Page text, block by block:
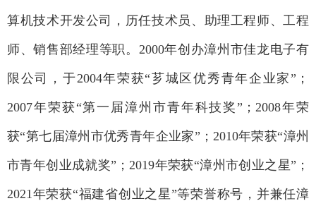
算机技术开发公司，历任技术员、助理工程师、工程
师、销售部经理等职。2000年创办漳州市佳龙电子有
限公司，于2004年荣获“芗城区优秀青年企业家”；
2007年荣获“第一届漳州市青年科技奖”；2008年荣
获“第七届漳州市优秀青年企业家”；2010年荣获“漳州
市青年创业成就奖”；2019年荣获“漳州市创业之星”；
2021年荣获“福建省创业之星”等荣誉称号，并兼任漳